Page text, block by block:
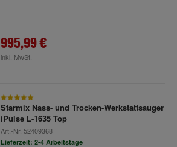
995,99 €
inkl. MwSt.
Starmix Nass- und Trocken-Werkstattsauger
iPulse L-1635 Top
Art.-Nr. 52409368
Lieferzeit: 2-4 Arbeitstage